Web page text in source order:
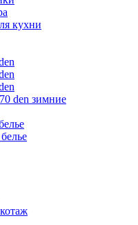
кухни
den зимние